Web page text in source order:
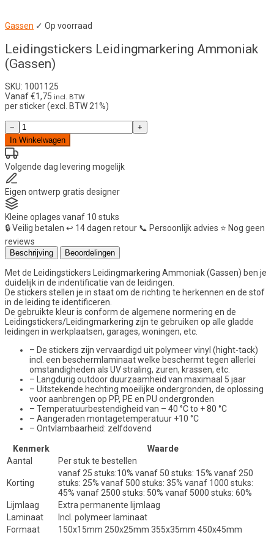
Gassen ✓ Op voorraad
Leidingstickers Leidingmarkering Ammoniak
(Gassen)
SKU: 1001125
Vanaf€1,75 incl. BTW
per sticker (excl. BTW 21%)
Leidingstickers
Leidingmarkering
Ammoniak
(Gassen)
aantal
−
+
In Winkelwagen
Volgende dag levering mogelijk
Eigen ontwerp gratis designer
Kleine oplages vanaf 10 stuks
🔒Veilig betalen ↩️ 14 dagen retour 📞 Persoonlijk advies ⭐ Nog geen
reviews
Beschrijving Beoordelingen
Met de Leidingstickers Leidingmarkering Ammoniak (Gassen) ben je
duidelijk in de indentificatie van de leidingen.
De stickers stellen je in staat om de richting te herkennen en de stof
in de leiding te identificeren.
De gebruikte kleur is conform de algemene normering en de
Leidingstickers/Leidingmarkering zijn te gebruiken op alle gladde
leidingen in werkplaatsen, garages, woningen, etc.
– De stickers zijn vervaardigd uit polymeer vinyl (hight-tack)
incl. een beschermlaminaat welke beschermt tegen allerlei
omstandigheden als UV straling, zuren, krassen, etc.
– Langdurig outdoor duurzaamheid van maximaal 5 jaar
– Uitstekende hechting moeilijke ondergronden, de oplossing
voor aanbrengen op PP, PE en PU ondergronden
– Temperatuurbestendigheid van – 40 °C to + 80 °C
– Aangeraden montagetemperatuur +10 °C
– Ontvlambaarheid: zelfdovend
Kenmerk
Waarde
Aantal
Per stuk te bestellen
Korting
vanaf 25 stuks:10% vanaf 50 stuks: 15% vanaf 250
stuks: 25% vanaf 500 stuks: 35% vanaf 1000 stuks:
45% vanaf 2500 stuks: 50% vanaf 5000 stuks: 60%
Lijmlaag
Extra permanente lijmlaag
Laminaat
Incl. polymeer laminaat
Formaat
150x15mm 250x25mm 355x35mm 450x45mm